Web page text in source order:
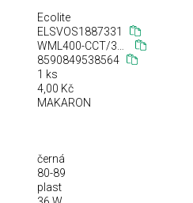
Ecolite
ELSVOS1887331
WML400-CCT/36W/CR
8590849538564
1 ks
4,00 Kč
MAKARON
černá
80-89
plast